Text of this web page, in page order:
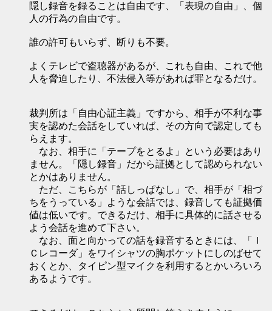
隠し録音を録ることは自由です、「表現の自由」、個
人の行為の自由です。
誰の許可もいらず、断りも不要。
よくテレビで盗聴器があるが、これも自由、これで他
人を脅迫したり、不法侵入等があれば罪となるだけ。
裁判所は「自由心証主義」ですから、相手が不利な事
実を認めた会話をしていれば、その方向で認定しても
らえます。
なお、相手に「テープをとるよ」という必要はあり
ません。「隠し録音」だから証拠として認められない
とかはありません。
ただ、こちらが「話しっぱなし」で、相手が「相づ
ちをうっている」ような会話では、録音しても証拠価
値は低いです。できるだけ、相手に具体的に話させる
よう会話を進めて下さい。
なお、面と向かっての話を録音するときには、「Ｉ
Ｃレコーダ」をワイシャツの胸ポケットにしのばせて
おくとか、タイピン型マイクを利用するとかいろいろ
あるようです。